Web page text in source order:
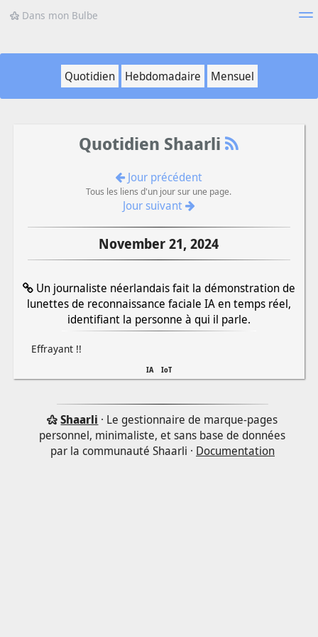
Dans mon Bulbe
Quotidien Hebdomadaire Mensuel
Quotidien Shaarli
Jour précédent
Tous les liens d'un jour sur une page.
Jour suivant
November 21, 2024
Un journaliste néerlandais fait la démonstration de
lunettes de reconnaissance faciale IA en temps réel,
identifiant la personne à qui il parle.
Effrayant !!
IA IoT
Shaarli · Le gestionnaire de marque-pages
personnel, minimaliste, et sans base de données
par la communauté Shaarli · Documentation